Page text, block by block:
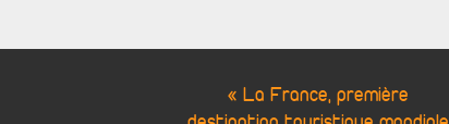
« La France, première